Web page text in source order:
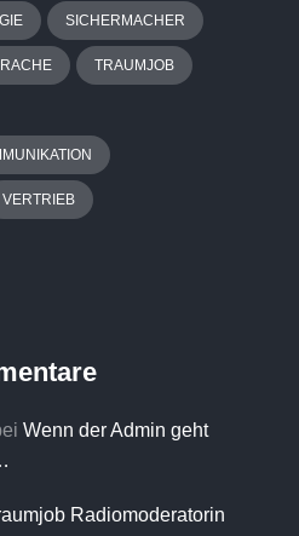
SICHERMACHER
TRAUMJOB
VERTRIEB
Wenn der Admin geht
Radiomoderatorin